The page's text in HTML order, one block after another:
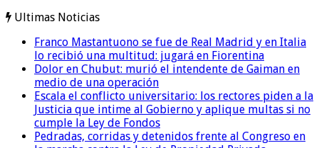
Ultimas Noticias
Franco Mastantuono se fue de Real Madrid y en Italia
lo recibió una multitud: jugará en Fiorentina
Dolor en Chubut: murió el intendente de Gaiman en
medio de una operación
Escala el conflicto universitario: los rectores piden a la
Justicia que intime al Gobierno y aplique multas si no
cumple la Ley de Fondos
Pedradas, corridas y detenidos frente al Congreso en